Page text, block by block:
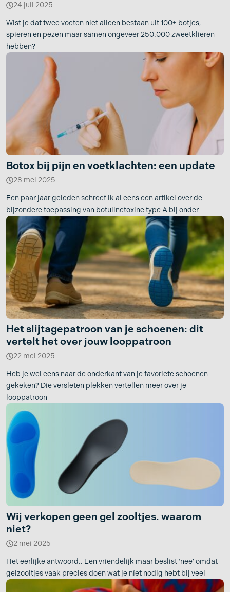
24 juli 2025
Wist je dat twee voeten niet alleen bestaan uit 100+ botjes,
spieren en pezen maar samen ongeveer 250.000 zweetklieren
hebben?
Botox bij pijn en voetklachten: een update
28 mei 2025
Een paar jaar geleden schreef ik al eens een artikel over de
bijzondere toepassing van botulinetoxine type A bij onder
Het slijtagepatroon van je schoenen: dit
vertelt het over jouw looppatroon
22 mei 2025
Heb je wel eens naar de onderkant van je favoriete schoenen
gekeken? Die versleten plekken vertellen meer over je
looppatroon
Wij verkopen geen gel zooltjes. waarom
niet?
2 mei 2025
Het eerlijke antwoord.. Een vriendelijk maar beslist ‘nee’ omdat
gelzooltjes vaak precies doen wat je níet nodig hebt bij veel